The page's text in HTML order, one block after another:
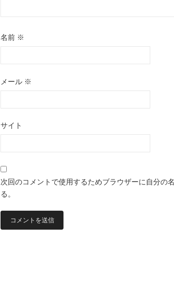
名前 ※
メール ※
サイト
次回のコメントで使用するためブラウザーに自分の
る。